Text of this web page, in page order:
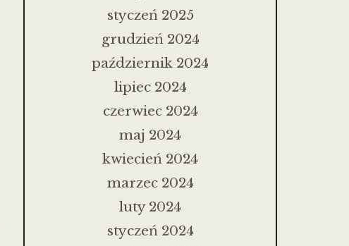
styczeń 2025
grudzień 2024
październik 2024
lipiec 2024
czerwiec 2024
maj 2024
kwiecień 2024
marzec 2024
luty 2024
styczeń 2024